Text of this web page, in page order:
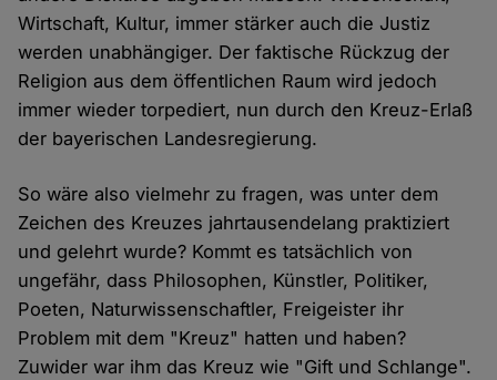
Wirtschaft, Kultur, immer stärker auch die Justiz
werden unabhängiger. Der faktische Rückzug der
Religion aus dem öffentlichen Raum wird jedoch
immer wieder torpediert, nun durch den Kreuz-Erlaß
der bayerischen Landesregierung.
So wäre also vielmehr zu fragen, was unter dem
Zeichen des Kreuzes jahrtausendelang praktiziert
und gelehrt wurde? Kommt es tatsächlich von
ungefähr, dass Philosophen, Künstler, Politiker,
Poeten, Naturwissenschaftler, Freigeister ihr
Problem mit dem "Kreuz" hatten und haben?
Zuwider war ihm das Kreuz wie "Gift und Schlange".